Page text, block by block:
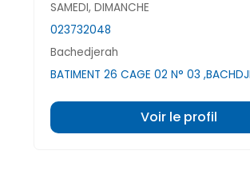
SAMEDI, DIMANCHE
023732048
Bachedjerah
BATIMENT 26 CAGE 02 N° 03
Voir le profil